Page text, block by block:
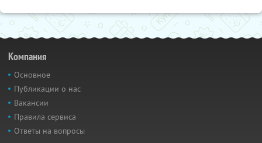
Компания
Основное
Публикации о нас
Вакансии
Правила сервиса
Ответы на вопросы